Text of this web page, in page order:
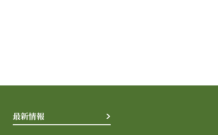
最新情報